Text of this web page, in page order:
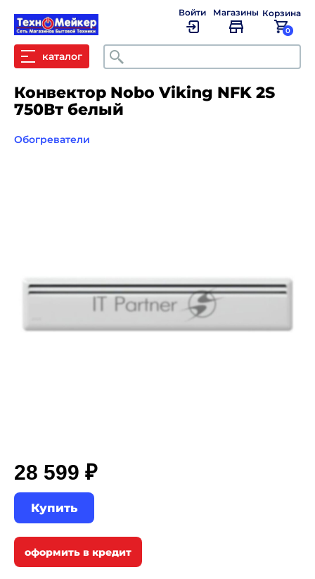
каталог Поиск
Войти Магазины Корзина
0
Конвектор Nobo Viking NFK 2S
750Вт белый
Обогреватели
28 599 ₽
Купить